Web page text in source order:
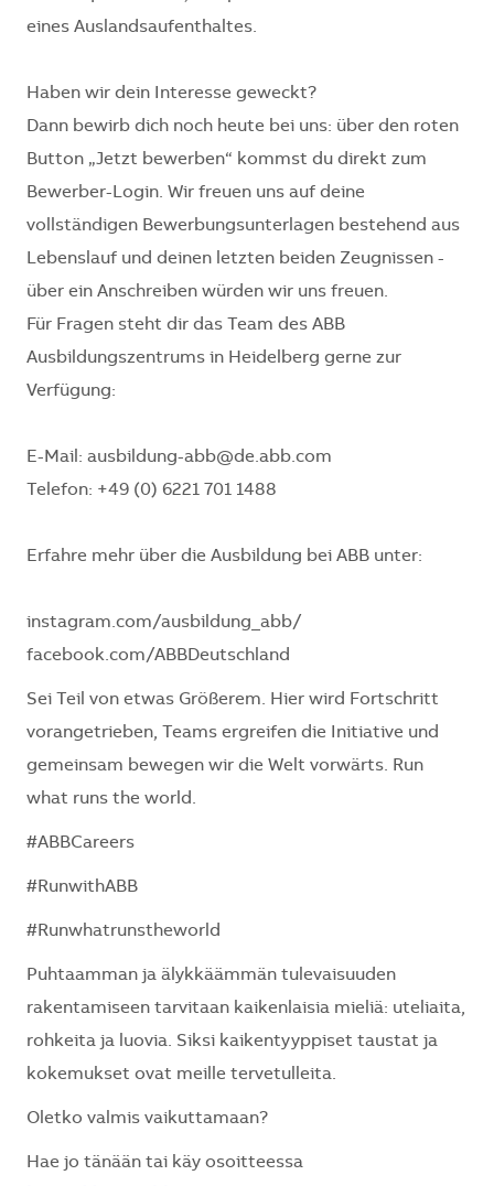
eines Auslandsaufenthaltes.
Haben wir dein Interesse geweckt?
Dann bewirb dich noch heute bei uns: über den roten
Button „Jetzt bewerben“ kommst du direkt zum
Bewerber-Login. Wir freuen uns auf deine
vollständigen Bewerbungsunterlagen bestehend aus
Lebenslauf und deinen letzten beiden Zeugnissen -
über ein Anschreiben würden wir uns freuen.
Für Fragen steht dir das Team des ABB
Ausbildungszentrums in Heidelberg gerne zur
Verfügung:
E-Mail: ausbildung-abb@de.abb.com
Telefon: +49 (0) 6221 701 1488
Erfahre mehr über die Ausbildung bei ABB unter:
instagram.com/ausbildung_abb/
facebook.com/ABBDeutschland
Sei Teil von etwas Größerem. Hier wird Fortschritt
vorangetrieben, Teams ergreifen die Initiative und
gemeinsam bewegen wir die Welt vorwärts. Run
what runs the world.
#ABBCareers
#RunwithABB
#Runwhatrunstheworld
Puhtaamman ja älykkäämmän tulevaisuuden
rakentamiseen tarvitaan kaikenlaisia mieliä: uteliaita,
rohkeita ja luovia. Siksi kaikentyyppiset taustat ja
kokemukset ovat meille tervetulleita.
Oletko valmis vaikuttamaan?
Hae jo tänään tai käy osoitteessa